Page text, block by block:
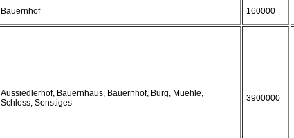
Bauernhof 160000
Aussiedlerhof, Bauernhaus, Bauernhof, Burg, Muehle,
Schloss, Sonstiges
3900000